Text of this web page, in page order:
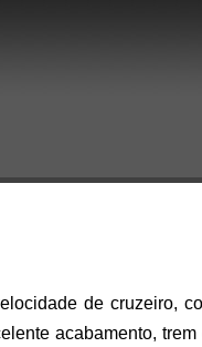
de cruzeiro,
acabamento,